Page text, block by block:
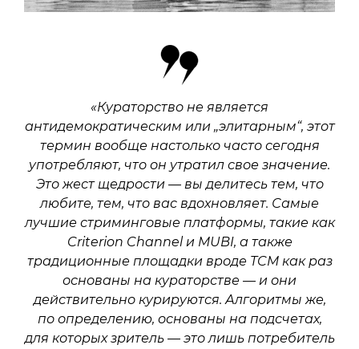
«Кураторство не является
антидемократическим или „элитарным“, этот
термин вообще настолько часто сегодня
употребляют, что он утратил свое значение.
Это жест щедрости — вы делитесь тем, что
любите, тем, что вас вдохновляет. Самые
лучшие стриминговые платформы, такие как
Criterion Channel и MUBI, а также
традиционные площадки вроде TCM как раз
основаны на кураторстве — и они
действительно курируются. Алгоритмы же,
по определению, основаны на подсчетах,
для которых зритель — это лишь потребитель